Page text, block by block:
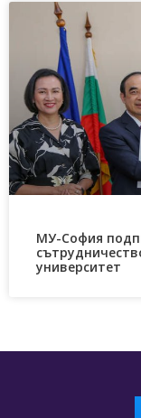
МУ-София
университет